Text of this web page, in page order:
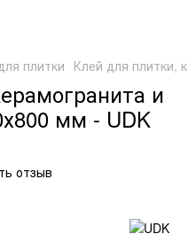
плитки Клей для плитки,
и
мм - UDK
отзыв